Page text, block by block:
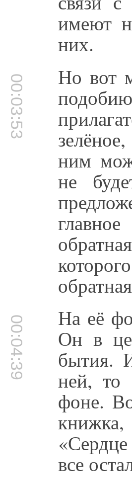
имеют
них.
00:03:53 Но вот
ним
не
00:04:39 На её
Он в
бытия.
ней, то
фоне.
книжка,
все